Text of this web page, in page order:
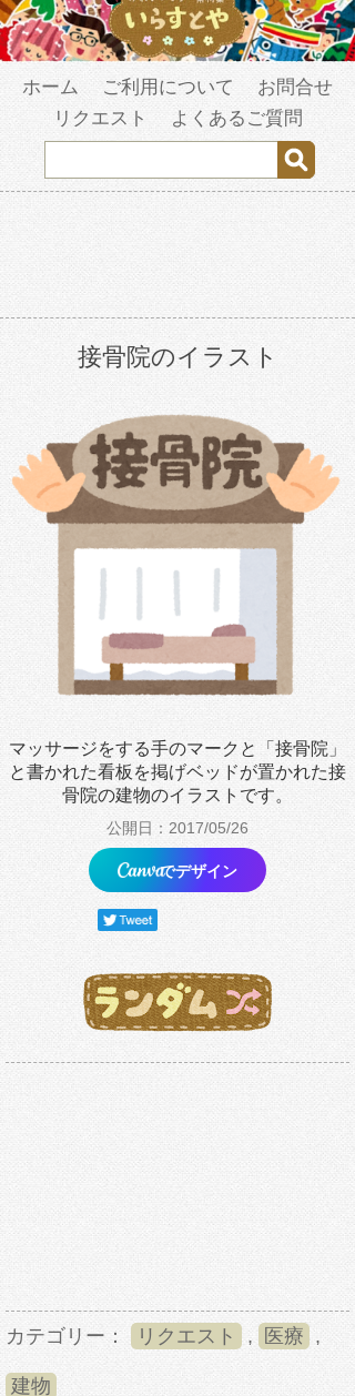
ホーム ご利用について
お問合せ
リクエスト
よくあるご質問
接骨院のイラスト
マッサージをする手のマークと「接骨院」
と書かれた看板を掲げベッドが置かれた接
骨院の建物のイラストです。
公開日：2017/05/26
でデザイン
カテゴリー： リクエスト , 医療 ,
建物